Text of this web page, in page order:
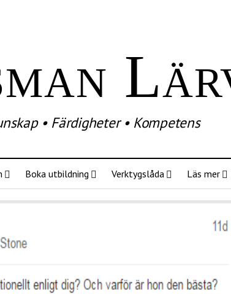
• Färdigheter • Kompetens
Boka utbildning Verktygslåda Läs mer